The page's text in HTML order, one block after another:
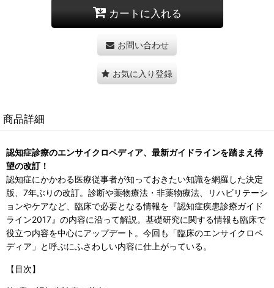
カートに入れる
お問い合わせ
お気に入り登録
商品詳細
認知症診療のエンサイクロペディア、最新ガイドラインを踏まえ待
望の改訂！
認知症にかかわる医療従事者が知っておきたい知識を網羅した決定
版、7年ぶりの改訂。診断や薬物療法・非薬物療法、リハビリテーシ
ョンやケアなど、臨床で必要となる情報を『認知症疾患診療ガイド
ライン2017』の内容に沿って解説。基礎研究に関する情報も臨床で
役立つ内容を中心にアップデート。今回も「臨床のエンサイクロペ
ディア」と呼ぶにふさわしい内容に仕上がっている。
【目次】